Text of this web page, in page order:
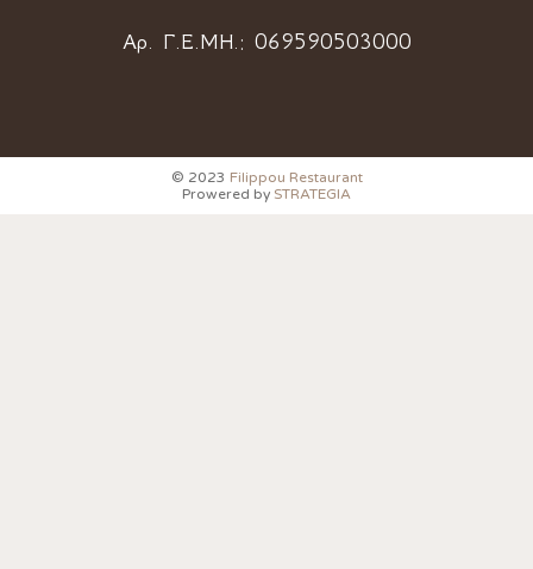
Αρ. Γ.Ε.ΜΗ.: 069590503000
© 2023 Filippou Restaurant
Prowered by STRATEGIA